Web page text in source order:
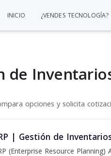
INICIO ¿VENDES TECNOLOGÍA?
de
opciones y solicita
| Gestión de
(Enterprise Resource